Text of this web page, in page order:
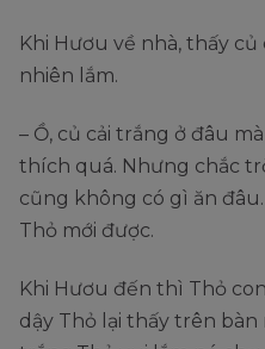
Khi Hươu về nhà, thấy
nhiên lắm.
– Ồ, củ cải trắng ở đâu
thích quá. Nhưng chắc
cũng không có gì ăn
Thỏ mới được.
Khi Hươu đến thì Thỏ
dậy Thỏ lại thấy trên